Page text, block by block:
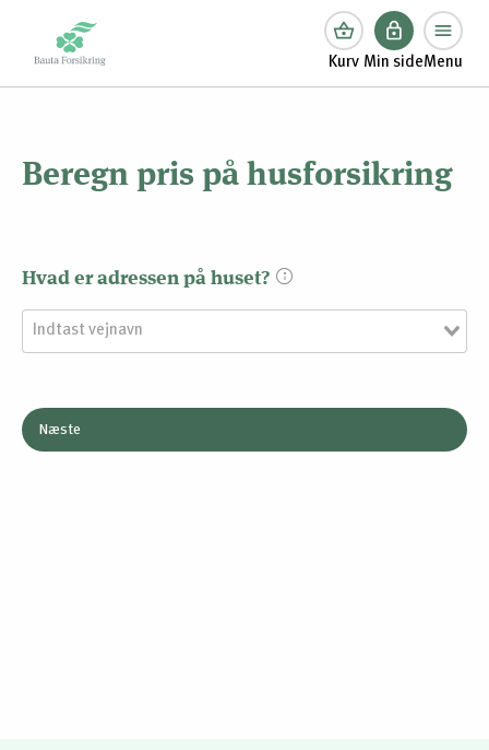
Kurv Min sideMenu
Beregn pris på husforsikring
Hvad er adressen på huset?
Næste